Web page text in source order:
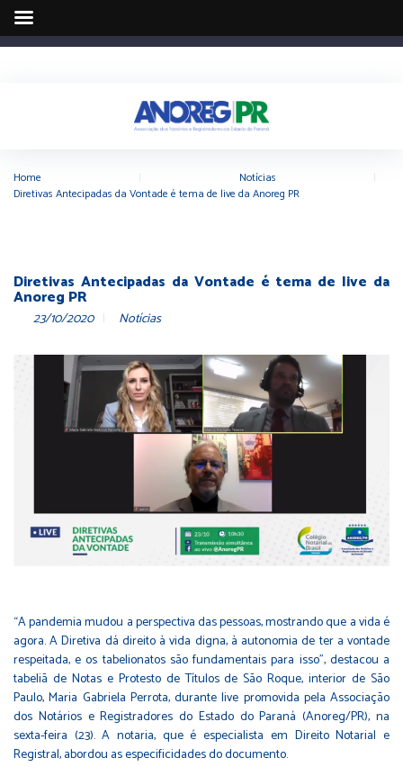
Home Notícias
Diretivas Antecipadas da Vontade é tema de live da Anoreg PR
Diretivas Antecipadas da Vontade é tema de live da
Anoreg PR
23/10/2020 Notícias
“A pandemia mudou a perspectiva das pessoas, mostrando que a vida é
agora. A Diretiva dá direito à vida digna, à autonomia de ter a vontade
respeitada, e os tabelionatos são fundamentais para isso”, destacou a
tabeliã de Notas e Protesto de Títulos de São Roque, interior de São
Paulo, Maria Gabriela Perrota, durante live promovida pela Associação
dos Notários e Registradores do Estado do Paraná (Anoreg/PR), na
sexta-feira (23). A notaria, que é especialista em Direito Notarial e
Registral, abordou as especificidades do documento.